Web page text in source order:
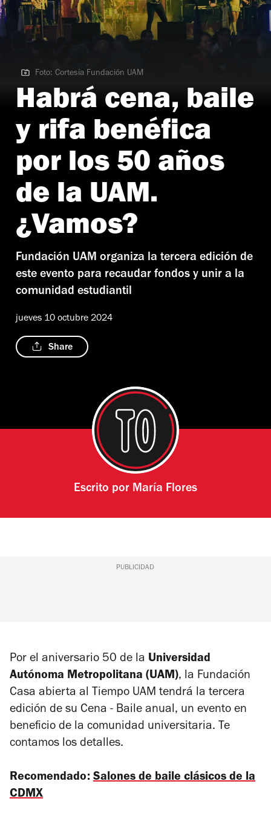
Foto: Cortesía Fundación UAM
Foto: Cortesía Fundación UAM
Habrá cena, baile
y rifa benéfica
por los 50 años
de la UAM.
¿Vamos?
Fundación UAM organiza la tercera edición de
este evento para recaudar fondos y unir a la
comunidad estudiantil
jueves 10 octubre 2024
Share
Escrito por María Flores
PUBLICIDAD
Por el aniversario 50 de la Universidad
Autónoma Metropolitana (UAM), la Fundación
Casa abierta al Tiempo UAM tendrá la tercera
edición de su Cena - Baile anual, un evento en
beneficio de la comunidad universitaria. Te
contamos los detalles.
Recomendado: Salones de baile clásicos de la
CDMX